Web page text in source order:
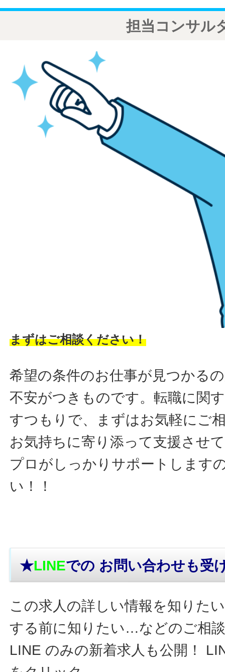
担当コンサル
まずはご相談ください！
希望の条件のお仕事が見つかる
不安がつきものです。転職に関
すつもりで、まずはお気軽にご
お気持ちに寄り添って支援させ
プロがしっかりサポートします
い！！
★LINEでの お問い合わせも受
この求人の詳しい情報を知りた
する前に知りたい…などのご相
LINE のみの新着求人も公開！